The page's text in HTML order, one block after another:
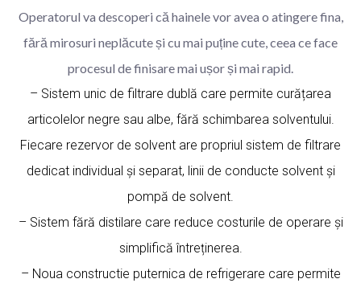
Operatorul va descoperi că hainele vor avea o atingere fina,
fără mirosuri neplăcute și cu mai puține cute, ceea ce face
procesul de finisare mai ușor și mai rapid.
– Sistem unic de filtrare dublă care permite curățarea
articolelor negre sau albe, fără schimbarea solventului.
Fiecare rezervor de solvent are propriul sistem de filtrare
dedicat individual și separat, linii de conducte solvent și
pompă de solvent.
– Sistem fără distilare care reduce costurile de operare și
simplifică întreținerea.
– Noua constructie puternica de refrigerare care permite